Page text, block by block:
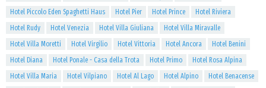
Hotel Piccolo Eden Spaghetti Haus
Hotel Pier Hotel Prince
Hotel Riviera
Hotel Rudy
Hotel Venezia Hotel Villa Giuliana
Hotel Villa Miravalle
Hotel Villa Moretti
Hotel Virgilio Hotel Vittoria Hotel Ancora
Hotel Benini
Hotel Diana
Hotel Ponale - Casa della Trota Hotel Primo
Hotel Rosa Alpina
Hotel Villa Maria
Hotel Vilpiano Hotel Al Lago Hotel Alpino
Hotel Benacense